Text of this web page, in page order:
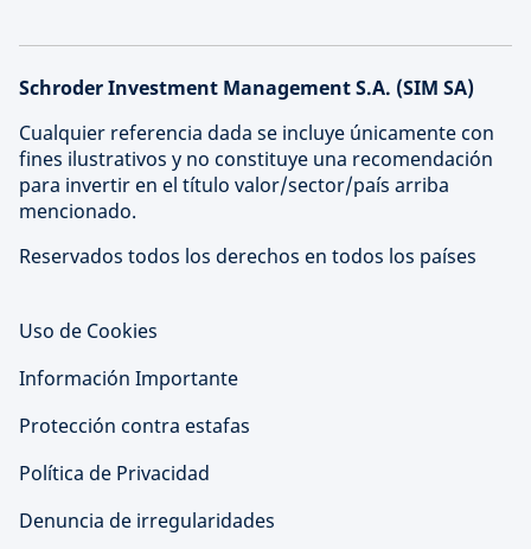
Schroder Investment Management S.A. (SIM SA)
Cualquier referencia dada se incluye únicamente con
fines ilustrativos y no constituye una recomendación
para invertir en el título valor/sector/país arriba
mencionado.
Reservados todos los derechos en todos los países
Uso de Cookies
Información Importante
Protección contra estafas
Política de Privacidad
Denuncia de irregularidades